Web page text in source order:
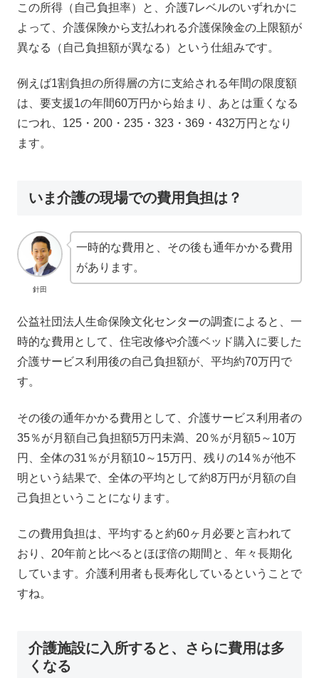
この所得（自己負担率）と、介護7レベルのいずれかに
よって、介護保険から支払われる介護保険金の上限額が
異なる（自己負担額が異なる）という仕組みです。
例えば1割負担の所得層の方に支給される年間の限度額
は、要支援1の年間60万円から始まり、あとは重くなる
につれ、125・200・235・323・369・432万円となり
ます。
いま介護の現場での費用負担は？
針田
一時的な費用と、その後も通年かかる費用
があります。
公益社団法人生命保険文化センターの調査によると、一
時的な費用として、住宅改修や介護ベッド購入に要した
介護サービス利用後の自己負担額が、平均約70万円で
す。
その後の通年かかる費用として、介護サービス利用者の
35％が月額自己負担額5万円未満、20％が月額5～10万
円、全体の31％が月額10～15万円、残りの14％が他不
明という結果で、全体の平均として約8万円が月額の自
己負担ということになります。
この費用負担は、平均すると約60ヶ月必要と言われて
おり、20年前と比べるとほぼ倍の期間と、年々長期化
しています。介護利用者も長寿化しているということで
すね。
介護施設に入所すると、さらに費用は多
くなる